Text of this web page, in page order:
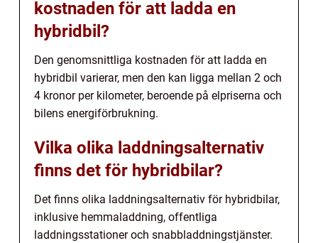
kostnaden för att ladda en
hybridbil?
Den genomsnittliga kostnaden för att ladda en
hybridbil varierar, men den kan ligga mellan 2 och
4 kronor per kilometer, beroende på elpriserna och
bilens energiförbrukning.
Vilka olika laddningsalternativ
finns det för hybridbilar?
Det finns olika laddningsalternativ för hybridbilar,
inklusive hemmaladdning, offentliga
laddningsstationer och snabbladdningstjänster.